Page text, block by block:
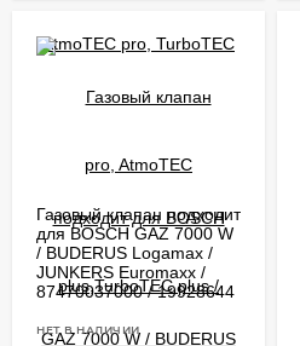
Газовый клапан подходит
для BOSCH GAZ 7000 W
/ BUDERUS Logamax /
JUNKERS Euromaxx /
87470037000 / 19928644
НЕТ В НАЛИЧИИ